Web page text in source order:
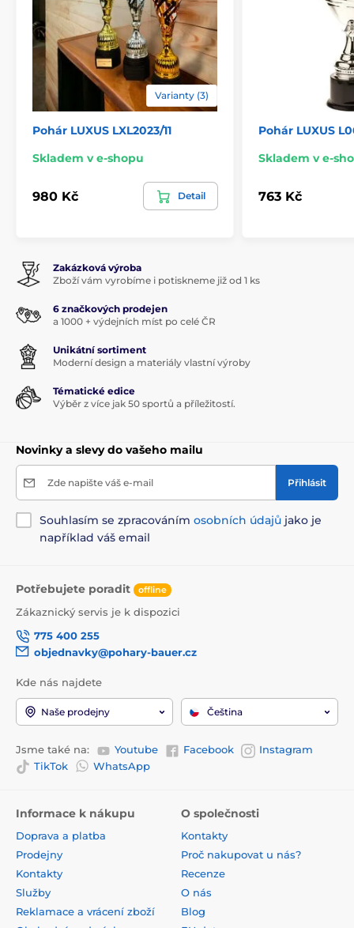
Varianty (3)
Pohár LUXUS LXL2023/11
Skladem v e-shopu
980 Kč Detail
Pohár LUXUS
Skladem v e-
763 Kč
Zakázková výroba
Zboží vám vyrobíme i potiskneme již od 1 ks
6 značkových prodejen
a 1000 + výdejních míst po celé ČR
Unikátní sortiment
Moderní design a materiály vlastní výroby
Tématické edice
Výběr z více jak 50 sportů a příležitostí.
Novinky a slevy do vašeho mailu
Zde napište váš e-mail Přihlásit
Souhlasím se zpracováním osobních údajů jako je
například váš email
Potřebujete poradit offline
Zákaznický servis je k dispozici
775 400 255
objednavky@pohary-bauer.cz
Kde nás najdete
Naše prodejny Čeština
Jsme také na: Youtube Facebook
Instagram
TikTok
WhatsApp
Informace k nákupu
Doprava a platba
Prodejny
Kontakty
Služby
Reklamace a vrácení zboží
O společnosti
Kontakty
Proč nakupovat u nás?
Recenze
O nás
Blog